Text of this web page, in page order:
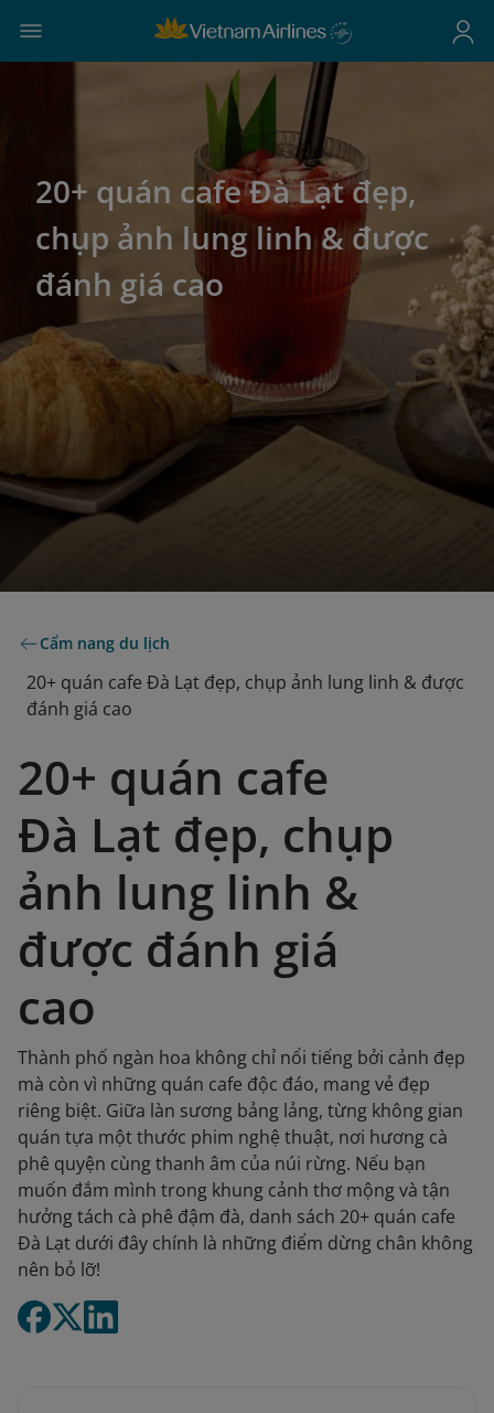
20+ quán cafe Đà Lạt đẹp,
chụp ảnh lung linh & được
đánh giá cao
Cẩm nang du lịch
20+ quán cafe Đà Lạt đẹp, chụp ảnh lung linh & được
đánh giá cao
20+ quán cafe
Đà Lạt đẹp, chụp
ảnh lung linh &
được đánh giá
cao
Thành phố ngàn hoa không chỉ nổi tiếng bởi cảnh đẹp
mà còn vì những quán cafe độc đáo, mang vẻ đẹp
riêng biệt. Giữa làn sương bảng lảng, từng không gian
quán tựa một thước phim nghệ thuật, nơi hương cà
phê quyện cùng thanh âm của núi rừng. Nếu bạn
muốn đắm mình trong khung cảnh thơ mộng và tận
hưởng tách cà phê đậm đà, danh sách 20+ quán cafe
Đà Lạt dưới đây chính là những điểm dừng chân không
nên bỏ lỡ!